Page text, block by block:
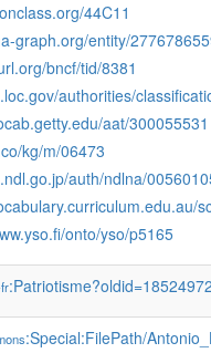
44C11
graph.org/entity/
bncf/tid/8381
authorities/
aat/300055531
kg/m/06473
auth/ndlna/
onto/yso/p5165
:Special:FilePath/